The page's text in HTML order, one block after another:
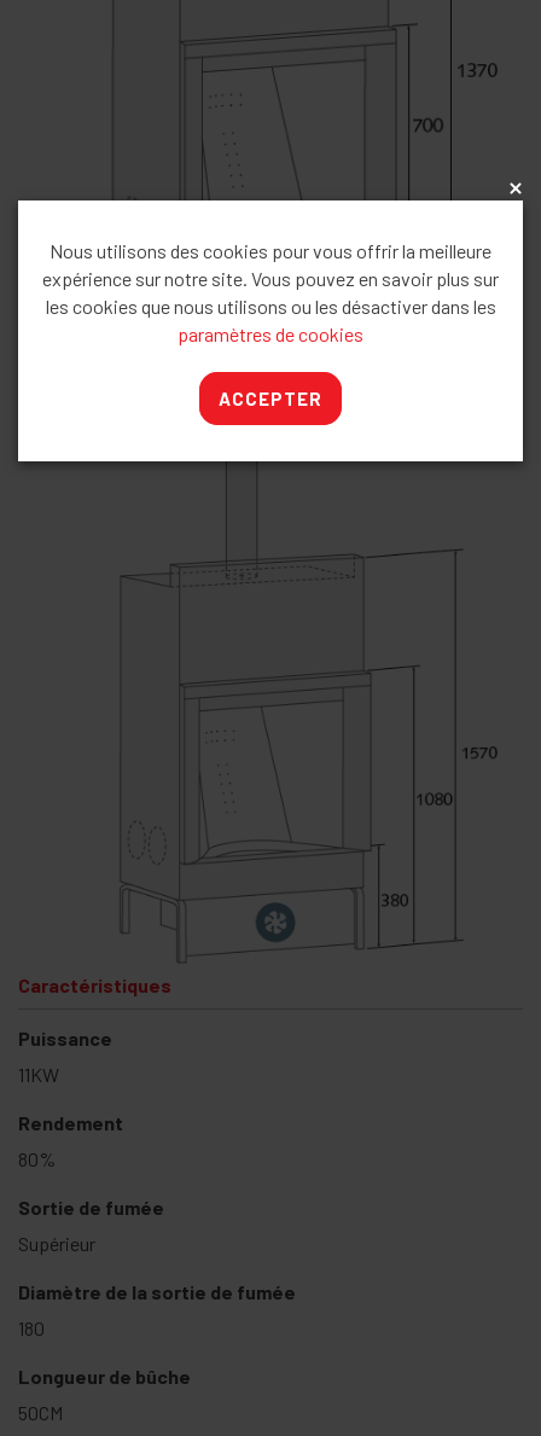
Caractéristiques
Puissance
11KW
Rendement
80%
Sortie de fumée
Supérieur
Diamètre de la sortie de fumée
180
Longueur de bûche
50CM
x
Nous utilisons des cookies pour vous offrir la meilleure
expérience sur notre site. Vous pouvez en savoir plus sur
les cookies que nous utilisons ou les désactiver dans les
paramètres de cookies
ACCEPTER